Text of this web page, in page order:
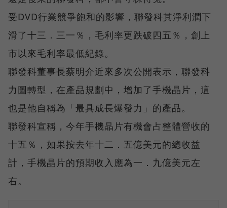
受DVD行業競爭飽和的影響，聯發科其淨利潤下
滑了十三．三一％，毛利率更跌破四五％，創上
市以來毛利率最低紀錄。
聯發科董事長蔡明介近來多次公開表示，聯發科
力圖轉型，在產品規劃中，增加了手機晶片，這
也是他自稱為「最具成長爆發力」的產品。
聯發科宣稱，今年手機晶片有機會占整體營收的
十五％，如果按去年十二．五億美元的總收益
計，手機晶片的預期收入應為一．九億美元左
右。